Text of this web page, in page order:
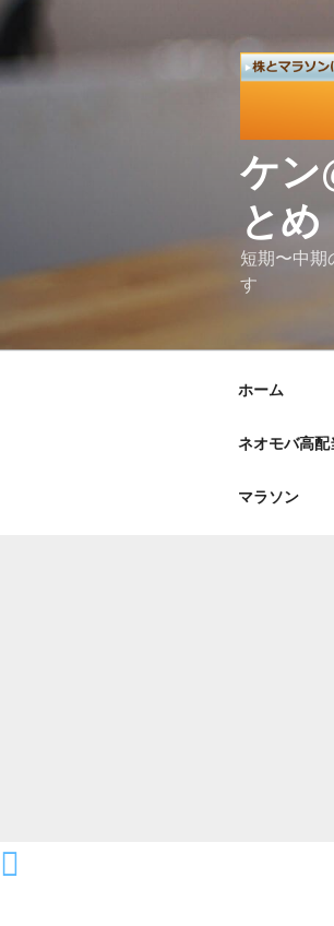
コ
テ
ケン
とめ
短期〜中期
す
ホーム
ネオモバ高
マラソン